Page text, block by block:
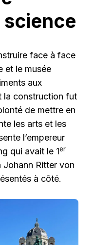
science
face à face
et le musée
aux
la construction fut
de mettre en
les arts et les
l’empereur
qui avait le 1er
Ritter von
à côté.